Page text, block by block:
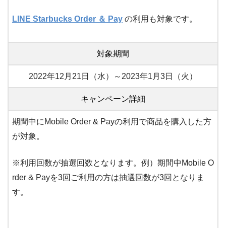
LINE Starbucks Order ＆ Pay の利用も対象です。
対象期間
2022年12月21日（水）～2023年1月3日（火）
キャンペーン詳細
期間中にMobile Order & Payの利用で商品を購入した方
が対象。
※利用回数が抽選回数となります。例）期間中Mobile O
rder & Payを3回ご利用の方は抽選回数が3回となりま
す。